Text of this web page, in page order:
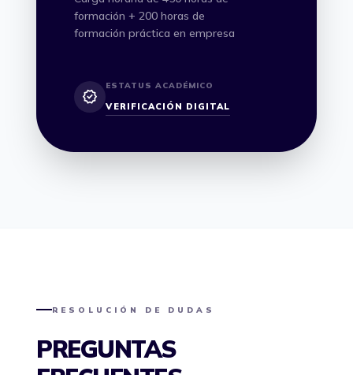
formación + 200 horas de
formación práctica en empresa
verified
ESTATUS ACADÉMICO
VERIFICACIÓN DIGITAL
RESOLUCIÓN DE DUDAS
PREGUNTAS